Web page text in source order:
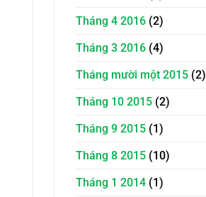
Tháng 4 2016 (2)
Tháng 3 2016 (4)
Tháng mười một 2015 (2)
Tháng 10 2015 (2)
Tháng 9 2015 (1)
Tháng 8 2015 (10)
Tháng 1 2014 (1)